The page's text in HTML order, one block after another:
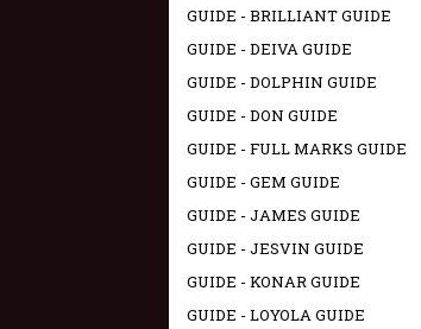
GUIDE - BRILLIANT GUIDE
GUIDE - DEIVA GUIDE
GUIDE - DOLPHIN GUIDE
GUIDE - DON GUIDE
GUIDE - FULL MARKS GUIDE
GUIDE - GEM GUIDE
GUIDE - JAMES GUIDE
GUIDE - JESVIN GUIDE
GUIDE - KONAR GUIDE
GUIDE - LOYOLA GUIDE